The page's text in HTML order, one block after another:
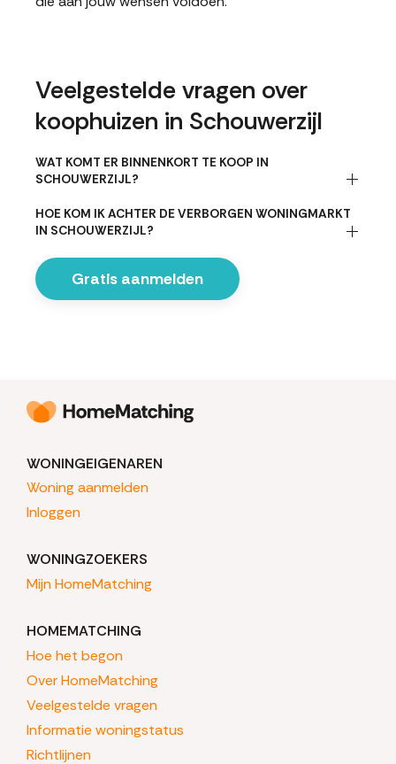
Veelgestelde vragen over
koophuizen in Schouwerzijl
WAT KOMT ER BINNENKORT TE KOOP IN
SCHOUWERZIJL?
HOE KOM IK ACHTER DE VERBORGEN WONINGMARKT
IN SCHOUWERZIJL?
Gratis aanmelden
WONINGEIGENAREN
Woning aanmelden
Inloggen
WONINGZOEKERS
Mijn HomeMatching
HOMEMATCHING
Hoe het begon
Over HomeMatching
Veelgestelde vragen
Informatie woningstatus
Richtlijnen